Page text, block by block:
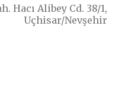
Hacı Alibey Cd. 38/1,
Uçhisar/Nevşehir